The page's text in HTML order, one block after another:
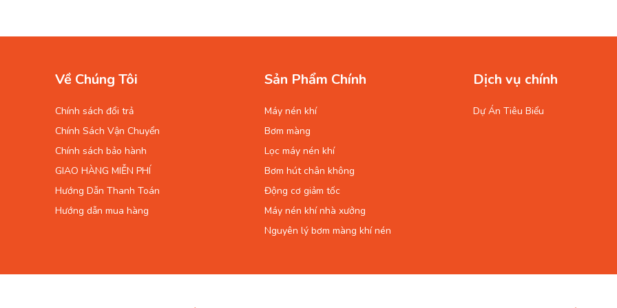
Về Chúng Tôi
Chính sách đổi trả
Chính Sách Vận Chuyển
Chính sách bảo hành
GIAO HÀNG MIỄN PHÍ
Hướng Dẫn Thanh Toán
Hướng dẫn mua hàng
Sản Phẩm Chính
Máy nén khí
Bơm màng
Lọc máy nén khí
Bơm hút chân không
Động cơ giảm tốc
Máy nén khí nhà xưởng
Nguyên lý bơm màng khí nén
Dịch vụ chính
Dự Án Tiêu Biểu